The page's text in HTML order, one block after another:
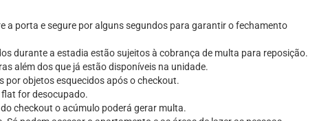
a porta e segure por alguns segundos para garantir o fechamento
durante a estadia estão sujeitos à cobrança de multa para reposição.
além dos que já estão disponíveis na unidade.
por objetos esquecidos após o checkout.
flat for desocupado.
checkout o acúmulo poderá gerar multa.